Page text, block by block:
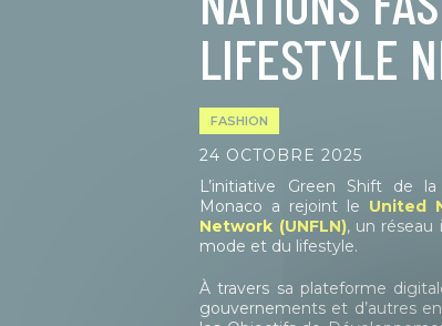
LIFESTYLE
FASHION
24 OCTOBRE 2025
L’initiative Green Shift de
Monaco a rejoint le United
Network (UNFLN), un réseau
mode et du lifestyle.
À travers sa plateforme
gouvernements et d’autres